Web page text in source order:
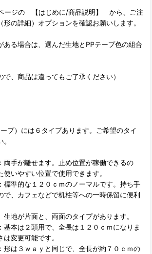
ージの 【はじめに/商品説明】 から、ご注
の詳細）オプションを確認お願いします。
ある場合は、選んだ生地とPPテープ色の組合
で、商品は違ってもご了承ください）
プ）には６タイプあります。ご希望のタイ
手が離せます。止め位置が稼働できるの
いやすい位置で使用できます。
的な１２０ｃｍのノーマルです。持ち手
で、カフェなどで机柱等への一時係留に便利
、両面のタイプがあります。
は２頭用で、全長は１２０ｃｍになりま
変更可能です。
３ｗａｙと同じで、全長が約７０ｃｍの